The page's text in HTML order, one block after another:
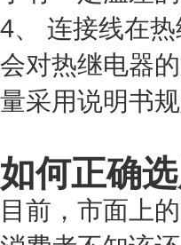
4、 连接线在
会对热继电器
量采用说明书
如何正确
目前，市面上